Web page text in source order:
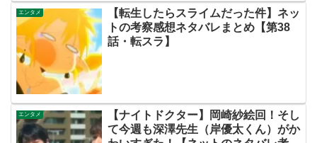
エンタメ
【転生したらスライムだった件】ネッ
トの考察感想ネタバレまとめ【第38
話・転スラ】
エンタメ
【ナイトドクター】岡崎紗絵回！そし
て今週も深澤先生（岸優太くん）がか